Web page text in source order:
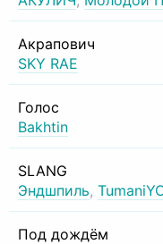
Акрапович
SKY RAE
Голос
Bakhtin
SLANG
Эндшпиль,
Под дождём